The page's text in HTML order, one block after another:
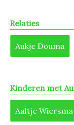
Relaties
Aukje Douma
Kinderen met
Aaltje Wiersma